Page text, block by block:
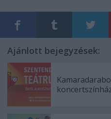
Ajánlott bejegyzések: